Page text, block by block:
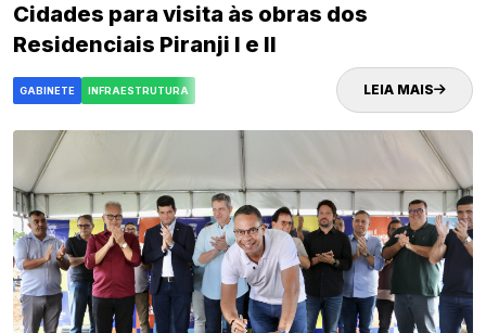
Cidades para visita às obras dos
Residenciais Piranji I e II
GABINETE INFRAESTRUTURA LEIA MAIS